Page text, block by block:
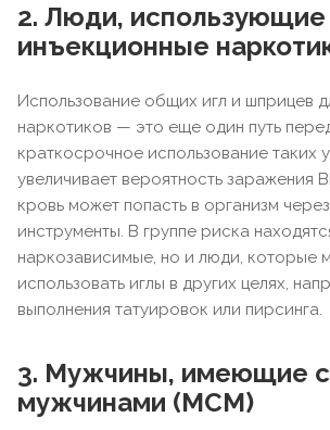
2. Люди, использующие
инъекционные
Использование общих игл и шприцев
наркотиков — это еще один путь
краткосрочное использование таких
увеличивает вероятность заражения
кровь может попасть в организм
инструменты. В группе риска
наркозависимые, но и люди, которые
использовать иглы в других целях,
выполнения татуировок или пирсинга.
3. Мужчины, имеющие
мужчинами (МСМ)